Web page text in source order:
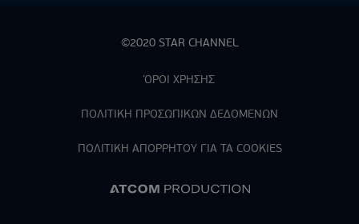
©2020 STAR CHANNEL
ΌΡΟΙ ΧΡΗΣΗΣ
ΠΟΛΙΤΙΚΗ ΠΡΟΣΩΠΙΚΩΝ ΔΕΔΟΜΕΝΩΝ
ΠΟΛΙΤΙΚΗ ΑΠΟΡPΗΤΟΥ ΓΙΑ ΤΑ COOKIES